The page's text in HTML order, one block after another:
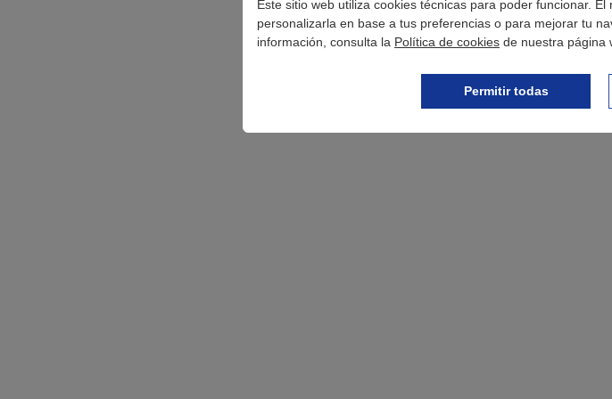
Este sitio web utiliza cookies técnicas para poder funcionar.
personalizarla en base a tus preferencias o para mejorar tu
información, consulta la Política de cookies de nuestra página
Permitir todas